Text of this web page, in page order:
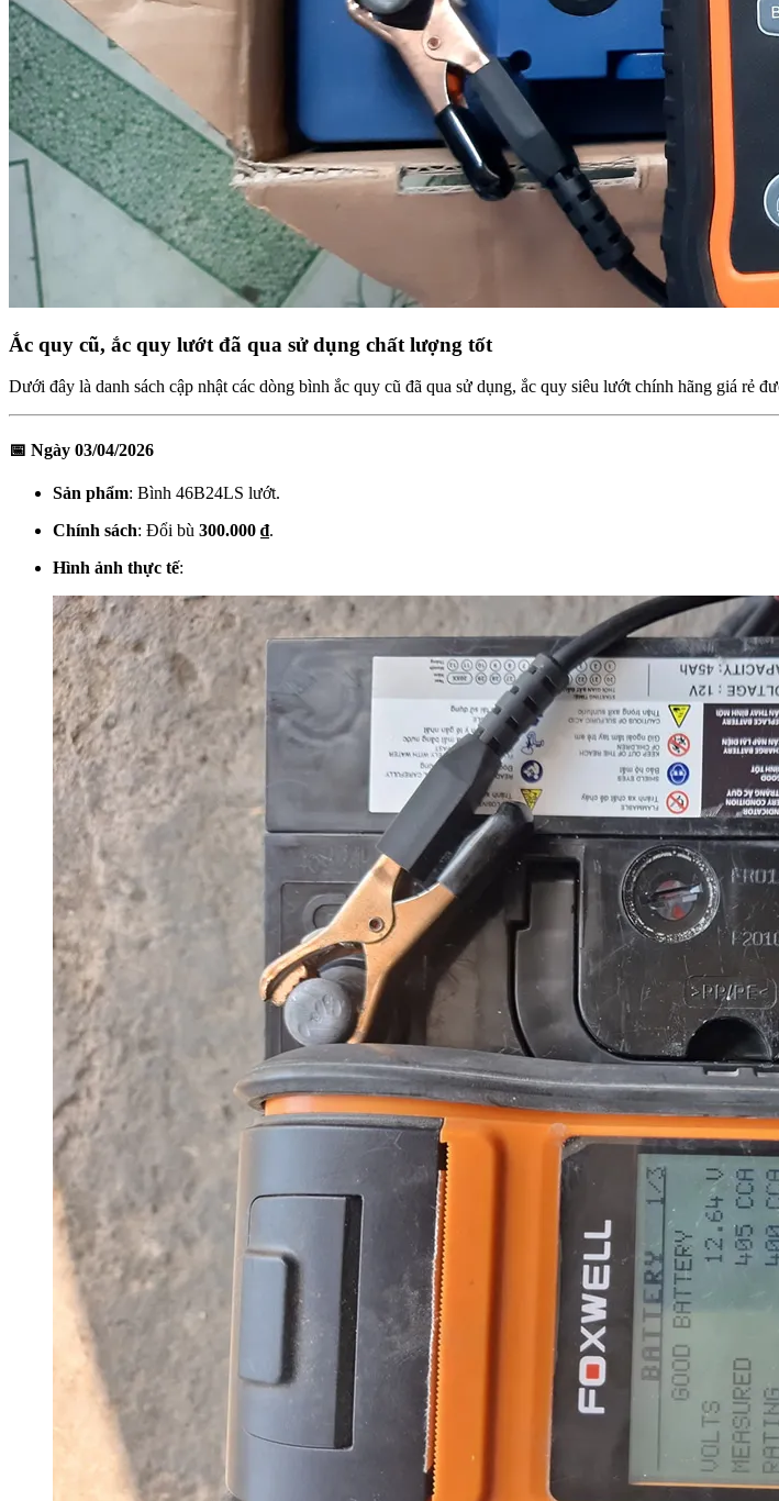
Ắc quy cũ, ắc quy lướt đã qua sử dụng chất lượng tốt
Dưới đây là danh sách cập nhật các dòng bình ắc quy cũ đã qua sử dụng, ắc quy siêu lướt chính hãng giá rẻ
📅 Ngày 03/04/2026
Sản phẩm: Bình 46B24LS lướt.
Chính sách: Đổi bù 300.000 ₫.
Hình ảnh thực tế: